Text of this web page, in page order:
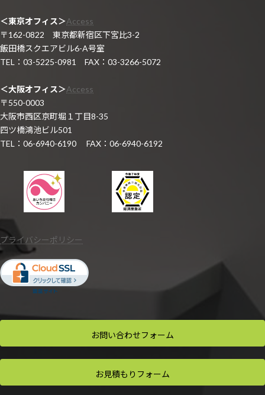
＜東京オフィス＞Access
〒162-0822 東京都新宿区下宮比3-2
飯田橋スクエアビル6-A号室
TEL：03-5225-0981 FAX：03-3266-5072
＜大阪オフィス＞Access
〒550-0003
大阪市西区京町堀１丁目8-35
四ツ橋鴻池ビル501
TEL：06-6940-6190 FAX：06-6940-6192
プライバシーポリシー
お問い合わせフォーム
お見積もり フォーム